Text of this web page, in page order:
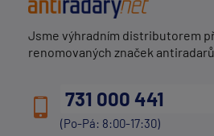
Jsme výhradním distributorem
renomovaných značek antiradarů
731 000 441
(Po-Pá: 8:00-17:30)